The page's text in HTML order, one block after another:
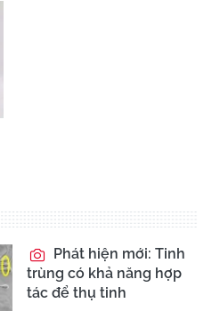
Phát hiện mới: Tinh
trùng có khả năng hợp
tác để thụ tinh